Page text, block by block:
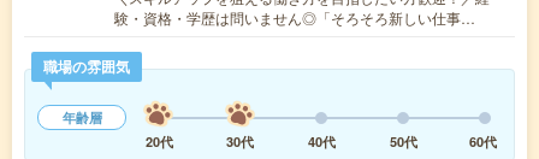
験・資格・学歴は問いません◎「そろそろ新しい仕事…
職場の雰囲気
年齢層
20代
30代 40代 50代 60代